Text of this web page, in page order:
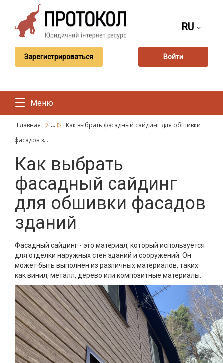
RU
Зарегистрироваться Войти
Меню
Главная ...
Как выбрать фасадный сайдинг для обшивки
фасадов з...
Как выбрать
фасадный сайдинг
для обшивки фасадов
зданий
Фасадный сайдинг - это материал, который используется
для отделки наружных стен зданий и сооружений. Он
может быть выполнен из различных материалов, таких
как винил, металл, дерево или композитные материалы.